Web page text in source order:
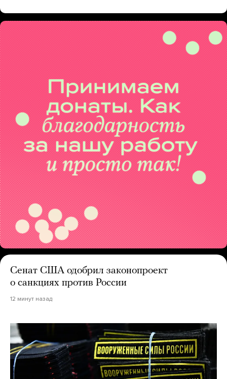
Сенат США одобрил законопроект
о санкциях против России
12 минут назад